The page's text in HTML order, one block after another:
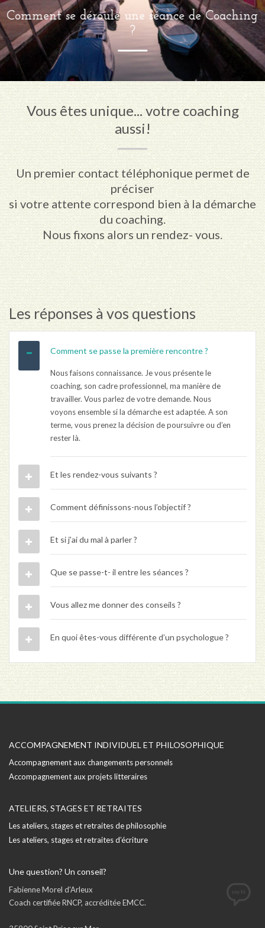
Comment se déroule une séance de Coaching
?
Vous êtes unique... votre coaching
aussi!
Un premier contact téléphonique permet de
préciser
si votre attente correspond bien à la démarche
du coaching.
Nous fixons alors un rendez- vous.
Les réponses à vos questions
Comment se passe la première rencontre ?
Nous faisons connaissance. Je vous présente le
coaching, son cadre professionnel, ma manière de
travailler. Vous parlez de votre demande. Nous
voyons ensemble si la démarche est adaptée. A son
terme, vous prenez la décision de poursuivre ou d’en
rester là.
Et les rendez-vous suivants ?
Comment définissons-nous l’objectif ?
Et si j’ai du mal à parler ?
Que se passe-t- il entre les séances ?
Vous allez me donner des conseils ?
En quoi êtes-vous différente d’un psychologue ?
ACCOMPAGNEMENT INDIVIDUEL ET PHILOSOPHIQUE
Accompagnement aux changements personnels
Accompagnement aux projets litteraires
ATELIERS, STAGES ET RETRAITES
Les ateliers, stages et retraites de philosophie
Les ateliers, stages et retraites d’écriture
Une question? Un conseil?
Fabienne Morel d'Arleux
Coach certifiée RNCP, accréditée EMCC.